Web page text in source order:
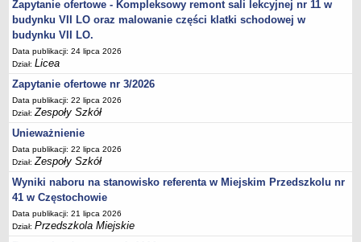
Zapytanie ofertowe - Kompleksowy remont sali lekcyjnej nr 11 w
budynku VII LO oraz malowanie części klatki schodowej w
budynku VII LO.
Data publikacji: 24 lipca 2026
Dział:Licea
Zapytanie ofertowe nr 3/2026
Data publikacji: 22 lipca 2026
Dział:Zespoły Szkół
Unieważnienie
Data publikacji: 22 lipca 2026
Dział:Zespoły Szkół
Wyniki naboru na stanowisko referenta w Miejskim Przedszkolu nr
41 w Częstochowie
Data publikacji: 21 lipca 2026
Dział:Przedszkola Miejskie